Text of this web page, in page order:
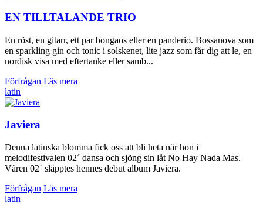
EN TILLTALANDE TRIO
En röst, en gitarr, ett par bongaos eller en panderio. Bossanova som
en sparkling gin och tonic i solskenet, lite jazz som får dig att le, en
nordisk visa med eftertanke eller samb...
Förfrågan Läs mera
latin
Javiera
Denna latinska blomma fick oss att bli heta när hon i
melodifestivalen 02´ dansa och sjöng sin låt No Hay Nada Mas.
Våren 02´ släpptes hennes debut album Javiera.
Förfrågan Läs mera
latin